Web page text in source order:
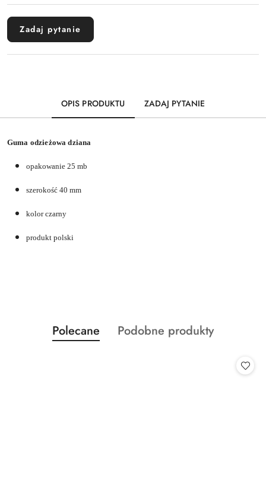
Zadaj pytanie
OPIS PRODUKTU ZADAJ PYTANIE
Guma odzieżowa dziana
opakowanie 25 mb
szerokość 40 mm
kolor czarny
produkt polski
Pomiń karuzelę produktów
Produkty
o
Polecane
Produkty
Podobne produkty